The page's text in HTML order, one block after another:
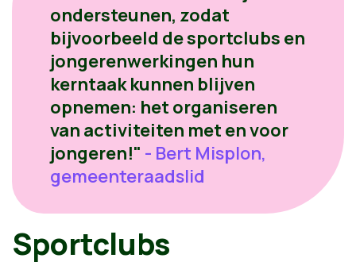
ondersteunen, zodat
bijvoorbeeld de sportclubs en
jongerenwerkingen hun
kerntaak kunnen blijven
opnemen: het organiseren
van activiteiten met en voor
jongeren!" - Bert Misplon,
gemeenteraadslid
Sportclubs